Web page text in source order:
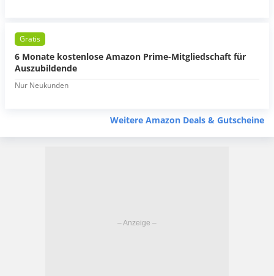
Gratis
6 Monate kostenlose Amazon Prime-Mitgliedschaft für
Auszubildende
Nur Neukunden
Weitere Amazon Deals & Gutscheine